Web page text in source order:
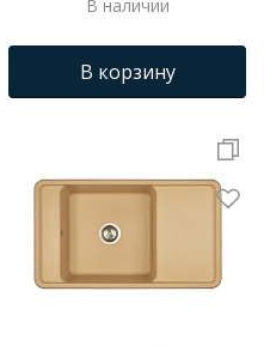
В наличии
В корзину